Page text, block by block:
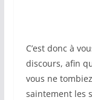
C’est donc à
discours, afin
vous ne
saintement les